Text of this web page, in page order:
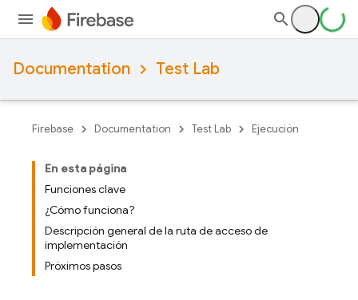
Documentation Test Lab
Firebase Documentation Test Lab Ejecución
En esta página
Funciones clave
¿Cómo funciona?
Descripción general de la ruta de acceso de
implementación
Próximos pasos